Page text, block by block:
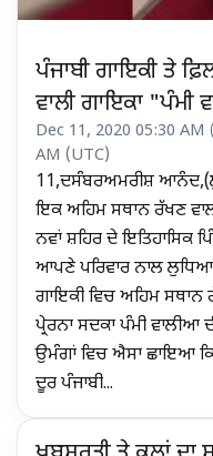
ਪੰਜਾਬੀ ਗਾਇਕੀ ਤੇ
ਵਾਲੀ ਗਾਇਕਾ "ਪੰਮੀ
Dec 11, 2020 05:30 AM
AM (UTC)
11,ਦਸੰਬਰਅਮਰੀਸ਼
ਇਕ ਅਹਿਮ ਸਥਾਨ ਰੱਖਣ
ਨਵਾਂ ਸ਼ਹਿਰ ਦੇ ਇਤਿਹਾਸਿਕ
ਆਪਣੇ ਪਰਿਵਾਰ ਨਾਲ
ਗਾਇਕੀ ਵਿਚ ਅਹਿਮ ਸਥਾਨ
ਪ੍ਰੇਰਨਾ ਸਦਕਾ ਪੰਮੀ
ਉਮੰਗਾਂ ਵਿਚ ਐਸਾ ਛਾਇਆ
ਦੂਰ ਪੰਜਾਬੀ...